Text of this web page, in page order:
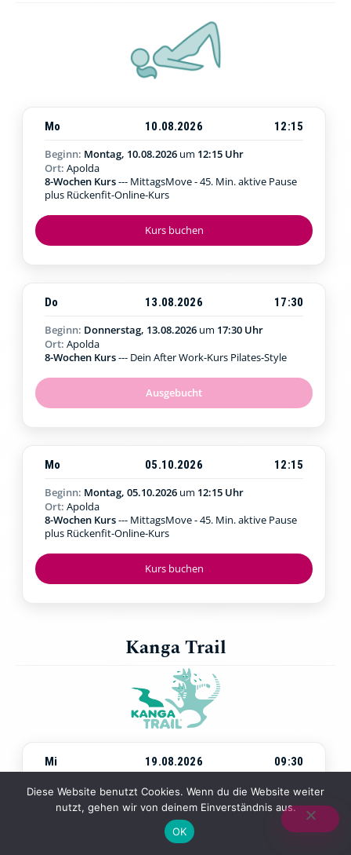
Kurs buchen
Mo 10.08.2026
12:15
Beginn: Montag, 10.08.2026 um 12:15 Uhr
Ort: Apolda
8-Wochen Kurs--- MittagsMove - 45. Min. aktive Pause
plus Rückenfit-Online-Kurs
Ausgebucht
Do 13.08.2026
17:30
Beginn: Donnerstag, 13.08.2026 um 17:30 Uhr
Ort: Apolda
8-Wochen Kurs--- Dein After Work-Kurs Pilates-Style
Kurs buchen
Mo 05.10.2026
12:15
Beginn: Montag, 05.10.2026 um 12:15 Uhr
Ort: Apolda
8-Wochen Kurs--- MittagsMove - 45. Min. aktive Pause
plus Rückenfit-Online-Kurs
Kanga Trail
Mi 19.08.2026
09:30
Beginn:Mittwoch, 19.08.2026um09:30 Uhr
Ort:Jena Paradies
4-Wochen-Kurs
--- Walking & Kraftübungen in der Natur
Diese Website benutzt Cookies. Wenn du die Website weiter
nutzt, gehen wir von deinem Einverständnis aus.
OK